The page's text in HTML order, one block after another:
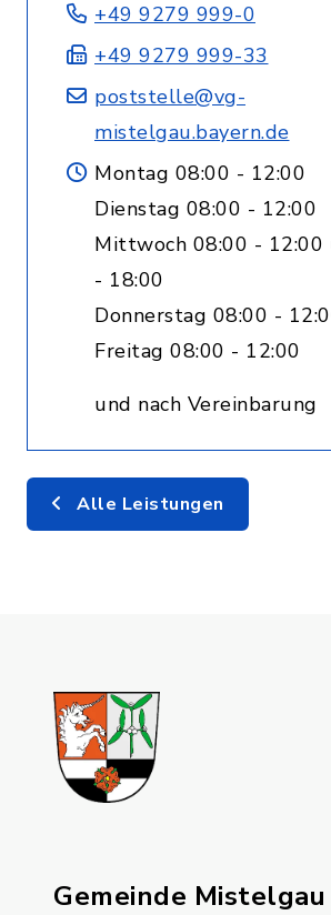
+49 9279 999-0
+49 9279 999-33
poststelle@vg-
mistelgau.bayern.de
Montag 08:00 - 12:00
Dienstag 08:00 - 12:00
Mittwoch 08:00 - 12:00
- 18:00
Donnerstag 08:00 -
Freitag 08:00 - 12:00
und nach Vereinbarung
Alle Leistungen
Gemeinde Mistelgau